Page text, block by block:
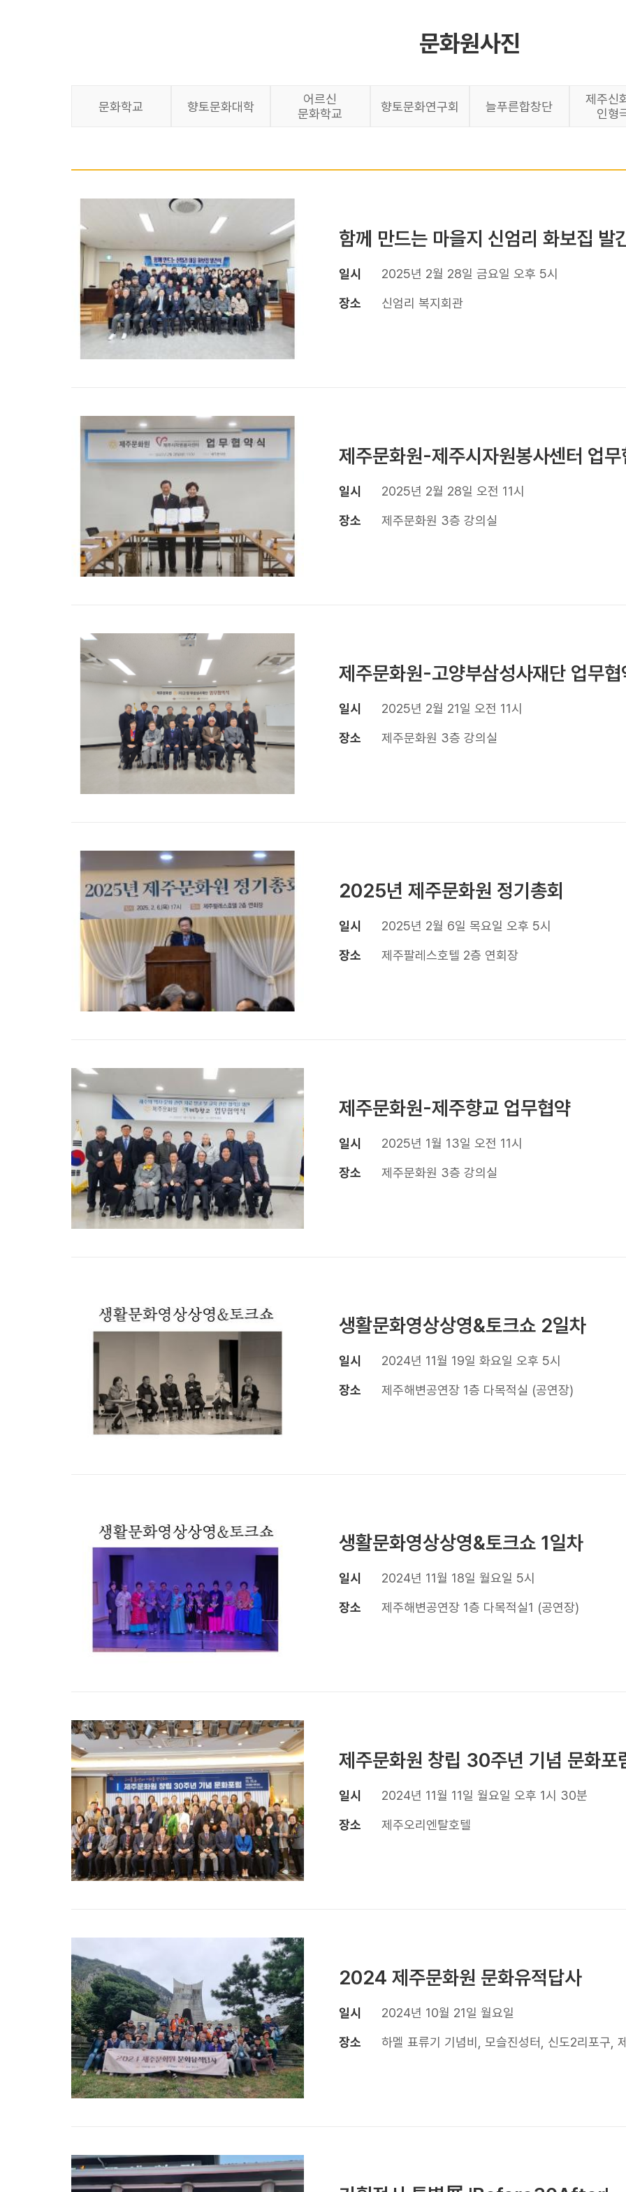
문화원사진
문화학교 향토문화대학
어르신
문화학교
향토문화연구회 늘푸른합창단
제주신
인형
함께 만드는 마을지 신엄리 화보집 발
일시
2025년 2월 28일 금요일 오후 5시
장소
신엄리 복지회관
제주문화원-제주시자원봉사센터 업무
일시
2025년 2월 28일 오전 11시
장소
제주문화원 3층 강의실
제주문화원-고양부삼성사재단 업무협
일시
2025년 2월 21일 오전 11시
장소
제주문화원 3층 강의실
2025년 제주문화원 정기총회
일시
2025년 2월 6일 목요일 오후 5시
장소
제주팔레스호텔 2층 연회장
제주문화원-제주향교 업무협약
일시
2025년 1월 13일 오전 11시
장소
제주문화원 3층 강의실
생활문화영상상영&토크쇼 2일차
일시
2024년 11월 19일 화요일 오후 5시
장소
제주해변공연장 1층 다목적실 (공연장)
생활문화영상상영&토크쇼 1일차
일시
2024년 11월 18일 월요일 5시
장소
제주해변공연장 1층 다목적실1 (공연장)
제주문화원 창립 30주년 기념 문화포
일시
2024년 11월 11일 월요일 오후 1시 30분
장소
제주오리엔탈호텔
2024 제주문화원 문화유적답사
일시
2024년 10월 21일 월요일
장소
하멜 표류기 기념비, 모슬진성터, 신도2리포구,